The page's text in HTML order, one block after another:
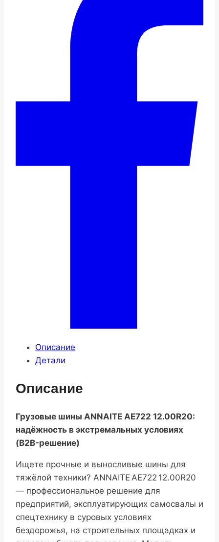
Описание
Детали
Описание
Грузовые шины ANNAITE AE722 12.00R20:
надёжность в экстремальных условиях
(B2B-решение)
Ищете прочные и выносливые шины для
тяжёлой техники? ANNAITE AE722 12.00R20
— профессиональное решение для
предприятий, эксплуатирующих самосвалы и
спецтехнику в суровых условиях
бездорожья, на строительных площадках и